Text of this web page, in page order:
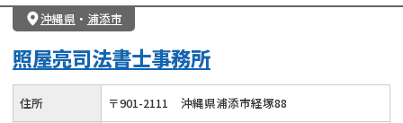
沖縄県 ・ 浦添市
照屋亮司法書士事務所
住所 〒901-2111 沖縄県浦添市経塚88